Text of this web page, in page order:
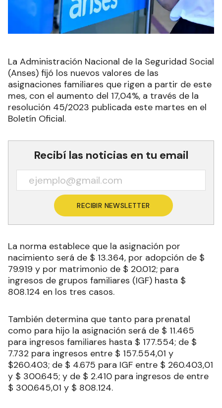
La Administración Nacional de la Seguridad Social
(Anses) fijó los nuevos valores de las
asignaciones familiares que rigen a partir de este
mes, con el aumento del 17,04%, a través de la
resolución 45/2023 publicada este martes en el
Boletín Oficial.
Recibí las noticias en tu email
RECIBIR NEWSLETTER
La norma establece que la asignación por
nacimiento será de $ 13.364, por adopción de $
79.919 y por matrimonio de $ 20.012; para
ingresos de grupos familiares (IGF) hasta $
808.124 en los tres casos.
También determina que tanto para prenatal
como para hijo la asignación será de $ 11.465
para ingresos familiares hasta $ 177.554; de $
7.732 para ingresos entre $ 157.554,01 y
$260.403; de $ 4.675 para IGF entre $ 260.403,01
y $ 300.645; y de $ 2.410 para ingresos de entre
$ 300.645,01 y $ 808.124.